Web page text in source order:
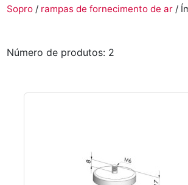
Sopro / rampas de fornecimento de ar /
Número de produtos: 2